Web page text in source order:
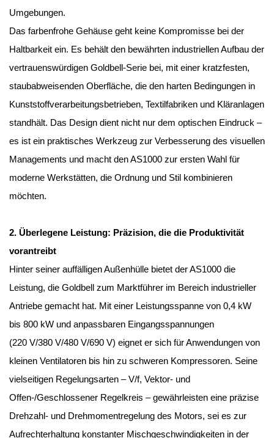
Umgebungen.
Das farbenfrohe Gehäuse geht keine Kompromisse bei der
Haltbarkeit ein. Es behält den bewährten industriellen Aufbau der
vertrauenswürdigen Goldbell-Serie bei, mit einer kratzfesten,
staubabweisenden Oberfläche, die den harten Bedingungen in
Kunststoffverarbeitungsbetrieben, Textilfabriken und Kläranlagen
standhält. Das Design dient nicht nur dem optischen Eindruck –
es ist ein praktisches Werkzeug zur Verbesserung des visuellen
Managements und macht den AS1000 zur ersten Wahl für
moderne Werkstätten, die Ordnung und Stil kombinieren
möchten.
2. Überlegene Leistung: Präzision, die die Produktivität
vorantreibt
Hinter seiner auffälligen Außenhülle bietet der AS1000 die
Leistung, die Goldbell zum Marktführer im Bereich industrieller
Antriebe gemacht hat. Mit einer Leistungsspanne von 0,4 kW
bis 800 kW und anpassbaren Eingangsspannungen
(220 V/380 V/480 V/690 V) eignet er sich für Anwendungen von
kleinen Ventilatoren bis hin zu schweren Kompressoren. Seine
vielseitigen Regelungsarten – V/f, Vektor- und
Offen-/Geschlossener Regelkreis – gewährleisten eine präzise
Drehzahl- und Drehmomentregelung des Motors, sei es zur
Aufrechterhaltung konstanter Mischgeschwindigkeiten in der